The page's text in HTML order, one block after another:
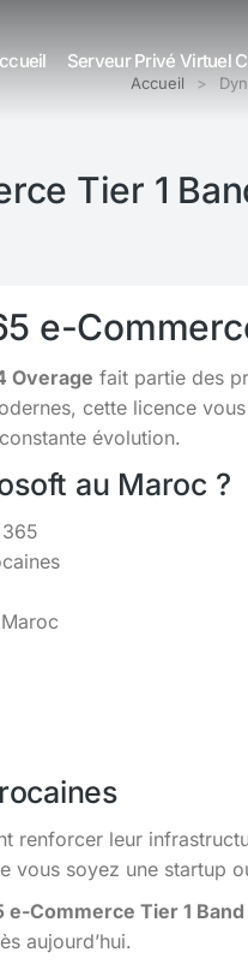
Serveur Privé Virtuel
Accueil
Tier 1
e-
Overage fait partie des
cette licence
évolution.
au Maroc ?
renforcer leur
vous soyez une startup
e-Commerce Tier 1
aujourd’hui.